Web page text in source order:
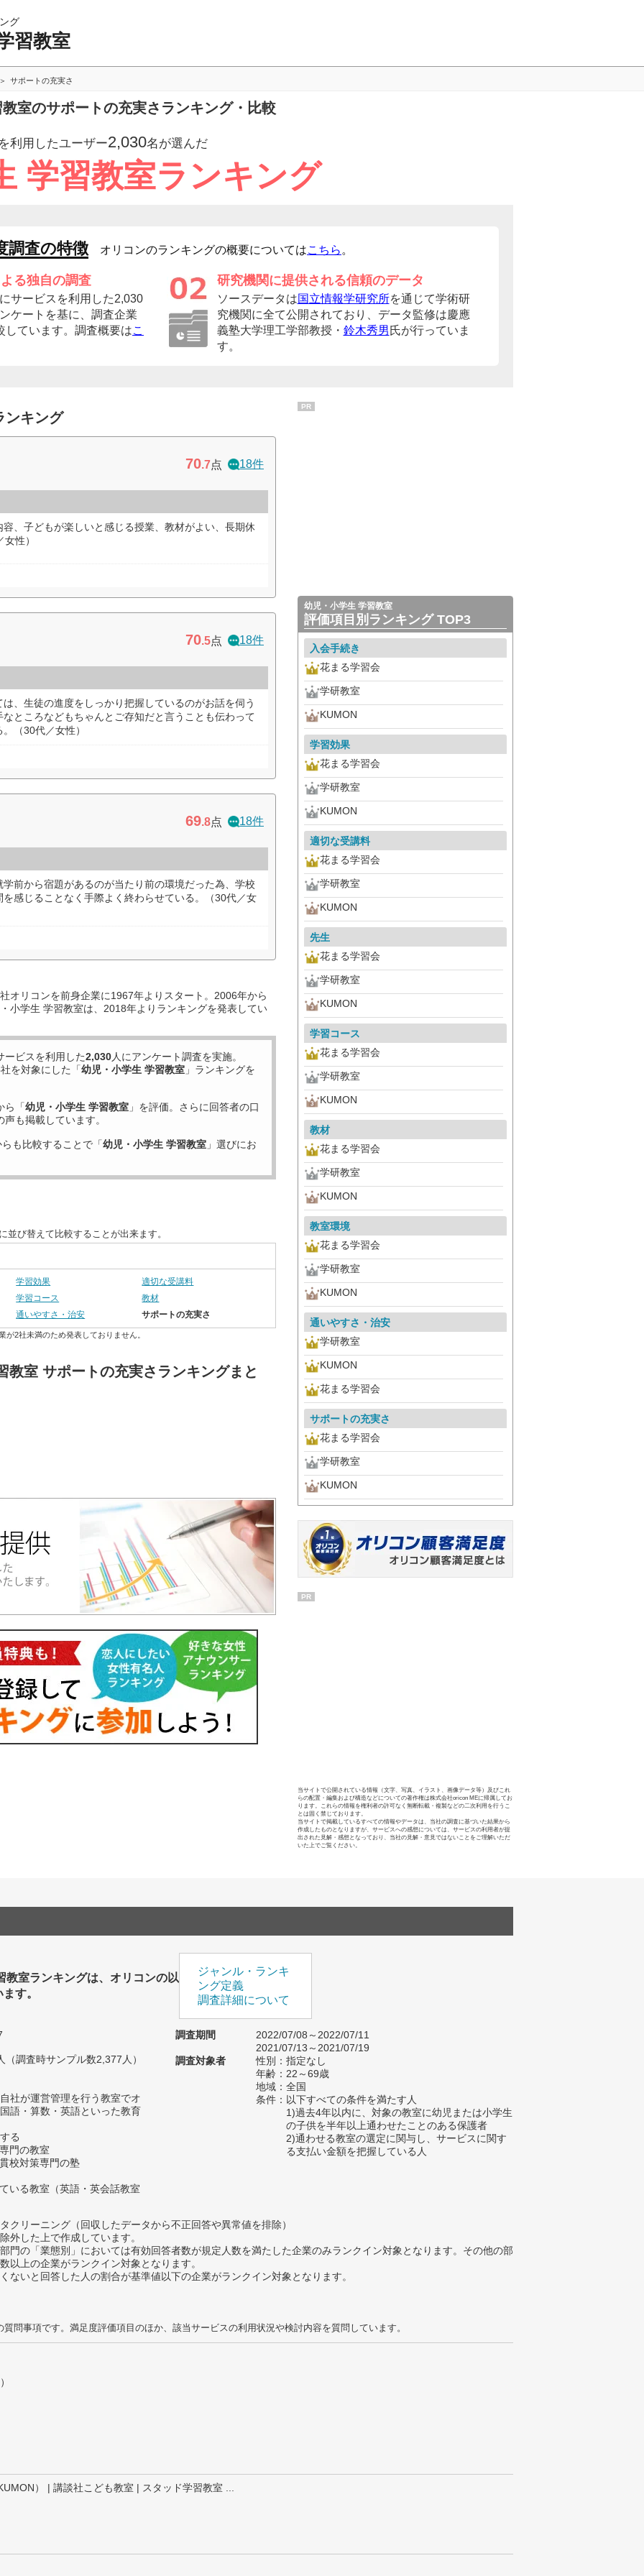
グ
習教室
サポートの充実さ
室のサポートの充実さランキング・比較
利用したユーザー2,030名が選んだ
学習教室ランキング
調査の特徴 オリコンのランキングの概要についてはこちら 。
る独自の調査
サービスを利用した2,030
ケートを基に、調査企業
しています。調査概要はこ
研究機関に提供される信頼のデータ
ソースデータは国立情報学研究所を通じて学術研
究機関に全て公開されており、データ監修は慶應
義塾大学理工学部教授・ 鈴木秀男 氏が行っていま
す。
ンキング
70.7点 18件
、子どもが楽しいと感じる授業、教材がよい、長期休
性）
70.5点 18件
、生徒の進度をしっかり把握しているのがお話を伺う
ところなどもちゃんとご存知だと言うことも伝わって
（30代／女性）
69.8点 18件
前から宿題があるのが当たり前の環境だった為、学校
感じることなく手際よく終わらせている。（30代／女
オリコンを前身企業に1967年よりスタート。2006年から
小学生 学習教室は、2018年よりランキングを発表してい
ービスを利用した2,030人にアンケート調査を実施。
社を対象にした「幼児・小学生 学習教室 」ランキングを
ら「幼児・小学生 学習教室 」を評価。さらに回答者の口
も掲載しています。
も比較することで「幼児・小学生 学習教室 」選びにお
び替えて比較することが出来ます。
学習効果
適切な受講料
学習コース
教材
通いやすさ・治安
サポートの充実さ
2社未満のため発表しておりません。
教室 サポートの充実さランキングまと
PR
幼児・小学生 学習教室
評価項目別ランキング TOP3
入会手続き
花まる学習会
学研教室
KUMON
学習効果
花まる学習会
学研教室
KUMON
適切な受講料
花まる学習会
学研教室
KUMON
先生
花まる学習会
学研教室
KUMON
学習コース
花まる学習会
学研教室
KUMON
教材
花まる学習会
学研教室
KUMON
教室環境
花まる学習会
学研教室
KUMON
通いやすさ・治安
学研教室
KUMON
花まる学習会
サポートの充実さ
花まる学習会
学研教室
KUMON
PR
当サイトで公開されている情報（文字、写真、イラスト、画像データ等）及びこれ
らの配置・編集および構造などについての著作権は株式会社oricon MEに帰属してお
ります。これらの情報を権利者の許可なく無断転載・複製などの二次利用を行うこ
とは固く禁じております。
当サイトで掲載しているすべての情報やデータは、当社の調査に基づいた結果から
作成したものとなりますが、サービスへの感想については、サービスの利用者が提
出された見解・感想となっており、当社の見解・意見ではないことをご理解いただ
いた上でご覧ください。
教室ランキングは、オリコンの以
す。
ジャンル・ランキ
ング定義
調査詳細について
（調査時サンプル数2,377人）
社が運営管理を行う教室でオ
語・算数・英語といった教育
る
門の教室
校対策専門の塾
いる教室（英語・英会話教室
調査期間
2022/07/08～2022/07/11
2021/07/13～2021/07/19
調査対象者
性別：指定なし
年齢：22～69歳
地域：全国
条件：以下すべての条件を満たす人
1)過去4年以内に、対象の教室に幼児または小学生
の子供を半年以上通わせたことのある保護者
2)通わせる教室の選定に関与し、サービスに関す
る支払い金額を把握している人
リーニング（回収したデータから不正回答や異常値を排除）
した上で作成しています。
門の「業態別」においては有効回答者数が規定人数を満たした企業のみランクイン対象となります。その他の部
以上の企業がランクイン対象となります。
いと回答した人の割合が基準値以下の企業がランクイン対象となります。
問事項です。満足度評価項目のほか、該当サービスの利用状況や検討内容を質問しています。
） | 講談社こども教室 | スタッド学習教室 ...